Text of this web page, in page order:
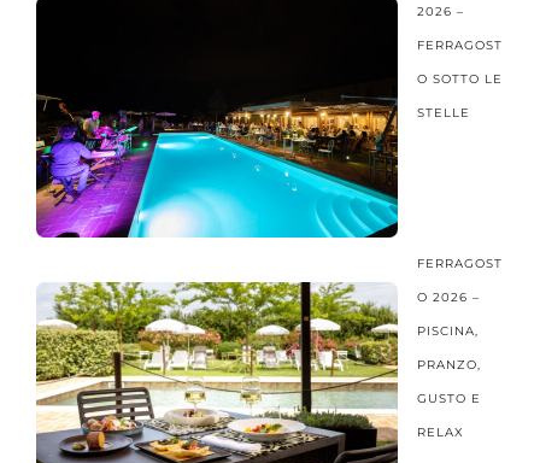
2026 –
FERRAGOST
O SOTTO LE
STELLE
FERRAGOST
O 2026 –
PISCINA,
PRANZO,
GUSTO E
RELAX